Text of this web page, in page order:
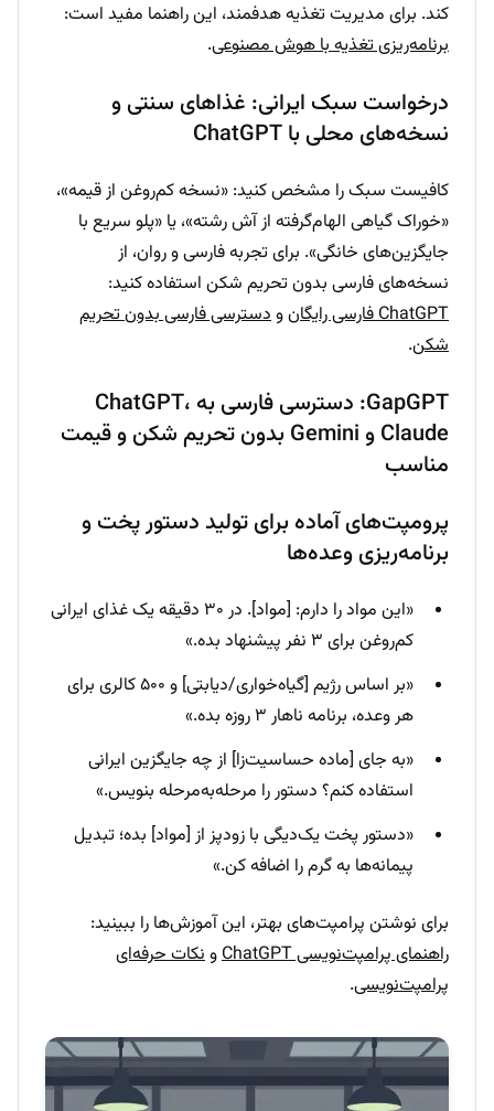
کند. برای مدیریت تغذیه هدفمند، این راهنما مفید است:
برنامه‌ریزی تغذیه با هوش مصنوعی.
درخواست سبک ایرانی: غذاهای سنتی و
نسخه‌های محلی با ChatGPT
کافیست سبک را مشخص کنید: «نسخه کم‌روغن از قیمه»،
«خوراک گیاهی الهام‌گرفته از آش رشته»، یا «پلو سریع با
جایگزین‌های خانگی». برای تجربه فارسی و روان، از
نسخه‌های فارسی بدون تحریم شکن استفاده کنید:
ChatGPT فارسی رایگان
ودسترسی فارسی بدون تحریم
شکن.
GapGPT: دسترسی فارسی به ChatGPT،
Claude و Gemini بدون تحریم شکن و قیمت
مناسب
پرومپت‌های آماده برای تولید دستور پخت و
برنامه‌ریزی وعده‌ها
«این مواد را دارم: [مواد]. در ۳۰ دقیقه یک غذای ایرانی
کم‌روغن برای ۳ نفر پیشنهاد بده.»
«بر اساس رژیم [گیاه‌خواری/دیابتی] و ۵۰۰ کالری برای
هر وعده، برنامه ناهار ۳ روزه بده.»
«به جای [ماده حساسیت‌زا] از چه جایگزین ایرانی
استفاده کنم؟ دستور را مرحله‌به‌مرحله بنویس.»
«دستور پخت یک‌دیگی با زودپز از [مواد] بده؛ تبدیل
پیمانه‌ها به گرم را اضافه کن.»
برای نوشتن پرامپت‌های بهتر، این آموزش‌ها را ببینید:
راهنمای پرامپت‌نویسی ChatGPT
ونکات حرفه‌ای
پرامپت‌نویسی.